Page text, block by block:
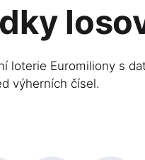
loterie Euromiliony s
výherních čísel.